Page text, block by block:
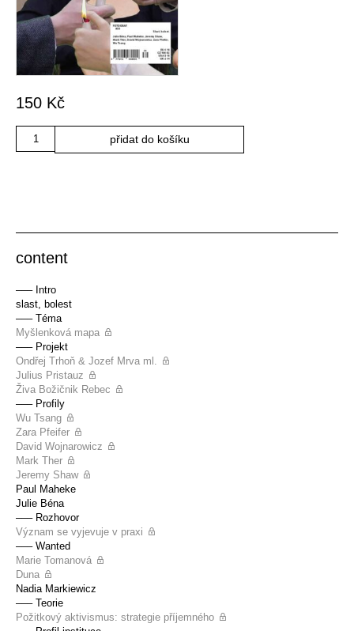
150 Kč
přidat do košíku
content
––– Intro
slast, bolest
––– Téma
Myšlenková mapa
––– Projekt
Ondřej Trhoň & Jozef Mrva ml.
Julius Pristauz
Živa Božičnik Rebec
––– Profily
Wu Tsang
Zara Pfeifer
David Wojnarowicz
Mark Ther
Jeremy Shaw
Paul Maheke
Julie Béna
––– Rozhovor
Význam se vyjevuje v praxi
––– Wanted
Marie Tomanová
Duna
Nadia Markiewicz
––– Teorie
Požitkový aktivismus: strategie příjemného